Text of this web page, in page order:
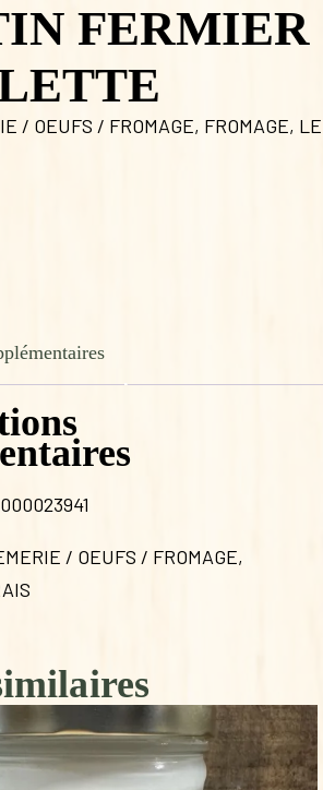
FERMIER
/ OEUFS / FROMAGE, FROMAGE, LE
/ OEUFS / FROMAGE,